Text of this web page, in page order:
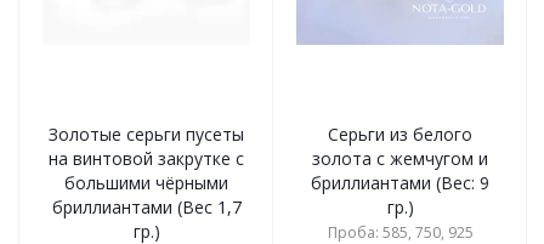
Золотые серьги пусеты
на винтовой закрутке с
большими чёрными
бриллиантами (Вес 1,7
гр.)
Серьги из белого
золота с жемчугом и
бриллиантами (Вес: 9
гр.)
Проба: 585, 750, 925